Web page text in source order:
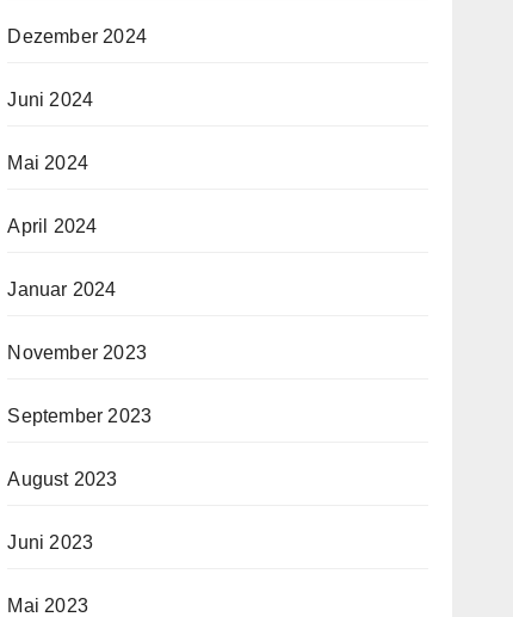
Dezember 2024
Juni 2024
Mai 2024
April 2024
Januar 2024
November 2023
September 2023
August 2023
Juni 2023
Mai 2023